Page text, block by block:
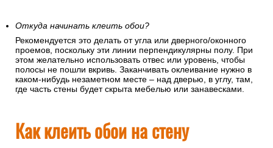
Откуда начинать клеить обои?
Рекомендуется это делать от угла или дверного/оконного
проемов, поскольку эти линии перпендикулярны полу. При
этом желательно использовать отвес или уровень, чтобы
полосы не пошли вкривь. Заканчивать оклеивание нужно в
каком-нибудь незаметном месте – над дверью, в углу, там,
где часть стены будет скрыта мебелью или занавесками.
Как клеить обои на стену